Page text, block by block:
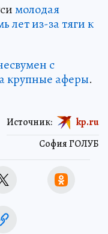
молодая
лет из-за тяги к
с
крупные аферы.
София ГОЛУБ
Источник: kp.ru